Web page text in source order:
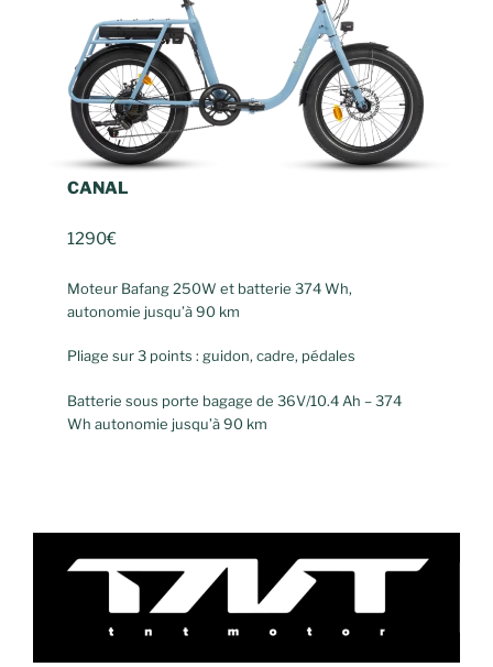
CANAL
1290€
Moteur Bafang 250W et batterie 374 Wh,
autonomie jusqu’à 90 km
Pliage sur 3 points : guidon, cadre, pédales
Batterie sous porte bagage de 36V/10.4 Ah – 374
Wh autonomie jusqu’à 90 km